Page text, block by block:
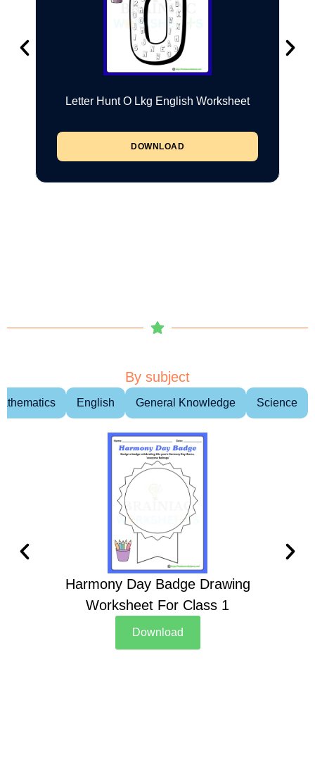
Letter Hunt O Lkg English Worksheet
DOWNLOAD
By subject
English General Knowledge Science
Harmony Day Badge Drawing
Worksheet For Class 1
Download